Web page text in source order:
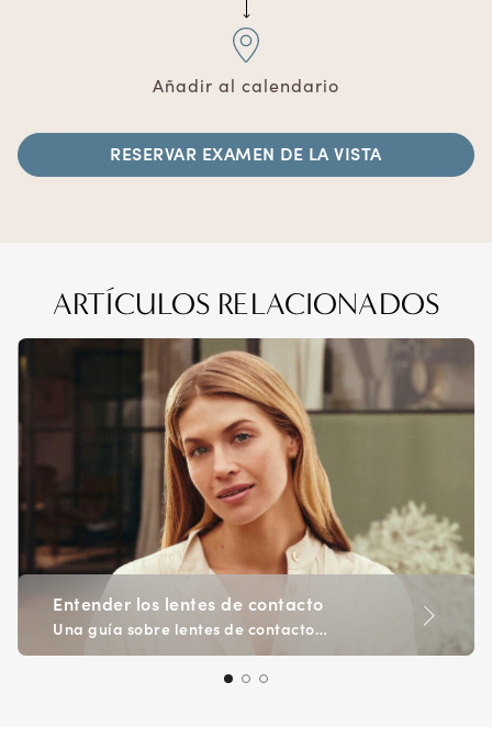
Añadir al calendario
RESERVAR EXAMEN DE LA VISTA
ARTÍCULOS RELACIONADOS
Entender los lentes de contacto
Una guía sobre lentes de contacto…